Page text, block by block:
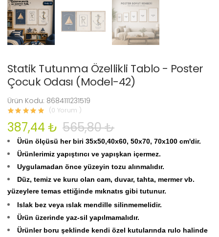
Statik Tutunma Özellikli Tablo - Poster
Çocuk Odası (Model-42)
Ürün Kodu: 8684111231519
(0 Yorum )
387,44 ₺ 565,80 ₺
Ürün ölçüsü her biri 35x50,40x60, 50x70, 70x100 cm'dir.
Ürünlerimiz yapıştırıcı ve yapışkan içermez.
Uygulamadan önce yüzeyin tozu alınmalıdır.
Düz, temiz ve kuru olan cam, duvar, tahta, mermer vb.
yüzeylere temas ettiğinde mıknatıs gibi tutunur.
Islak bez veya ıslak mendille silinmemelidir.
Ürün üzerinde yaz-sil yapılmamalıdır.
Ürünler boru şeklinde kendi özel kutularında rulo halinde